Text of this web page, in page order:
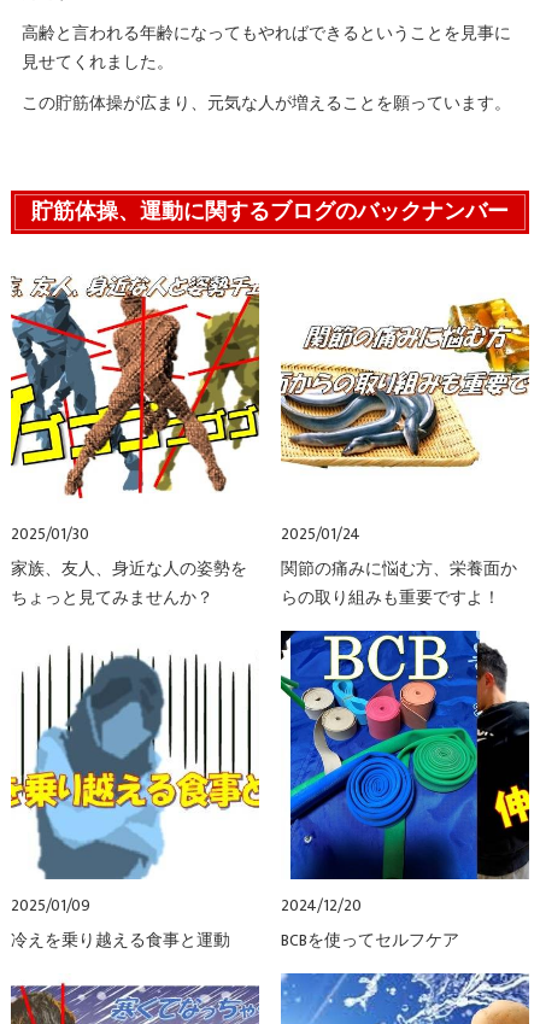
高齢と言われる年齢になってもやればできるということを見事に
見せてくれました。
この貯筋体操が広まり、元気な人が増えることを願っています。
貯筋体操、運動に関するブログのバックナンバー
2025/01/30
家族、友人、身近な人の姿勢を
ちょっと見てみませんか？
2025/01/24
関節の痛みに悩む方、栄養面か
らの取り組みも重要ですよ！
2025/01/09
冷えを乗り越える食事と運動
2024/12/20
BCBを使ってセルフケア